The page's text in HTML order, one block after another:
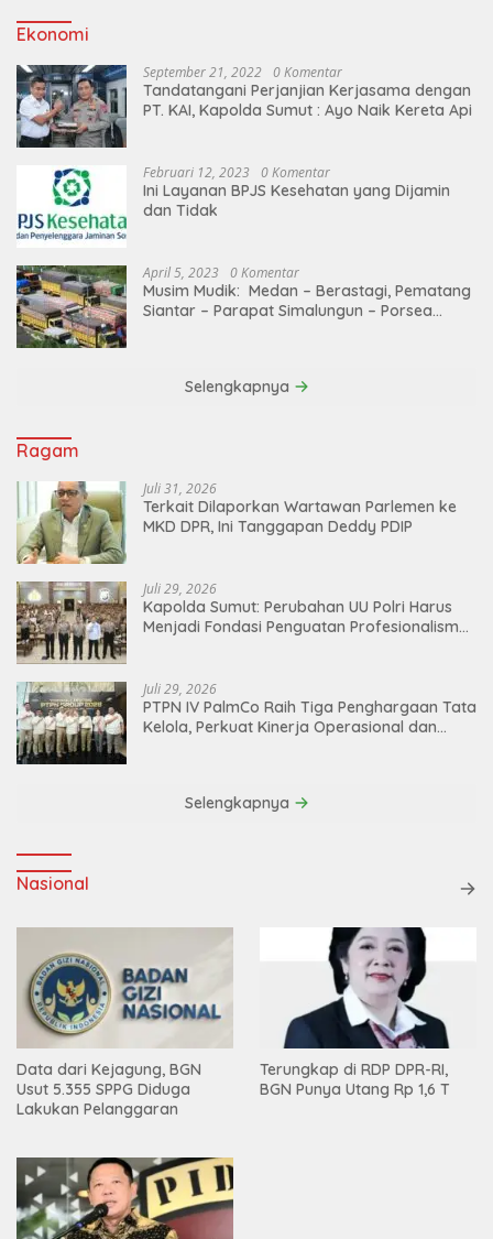
Ekonomi
September 21, 2022 0 Komentar
Tandatangani Perjanjian Kerjasama dengan
PT. KAI, Kapolda Sumut : Ayo Naik Kereta Api
Februari 12, 2023 0 Komentar
Ini Layanan BPJS Kesehatan yang Dijamin
dan Tidak
April 5, 2023 0 Komentar
Musim Mudik: Medan – Berastagi, Pematang
Siantar – Parapat Simalungun – Porsea
Selengkapnya
Ragam
Juli 31, 2026
Terkait Dilaporkan Wartawan Parlemen ke
MKD DPR, Ini Tanggapan Deddy PDIP
Juli 29, 2026
Kapolda Sumut: Perubahan UU Polri Harus
Menjadi Fondasi Penguatan Profesionalisme
Juli 29, 2026
PTPN IV PalmCo Raih Tiga Penghargaan Tata
Kelola, Perkuat Kinerja Operasional dan
Selengkapnya
Nasional
Data dari Kejagung, BGN
Usut 5.355 SPPG Diduga
Lakukan Pelanggaran
Terungkap di RDP DPR-RI,
BGN Punya Utang Rp 1,6 T